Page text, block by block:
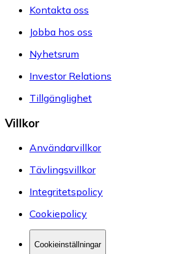
Kontakta oss
Jobba hos oss
Nyhetsrum
Investor Relations
Tillgänglighet
Villkor
Användarvillkor
Tävlingsvillkor
Integritetspolicy
Cookiepolicy
Cookieinställningar